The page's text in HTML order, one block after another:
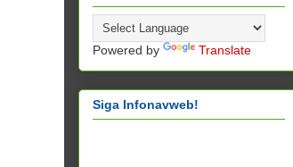
Powered by Translate
Siga Infonavweb!